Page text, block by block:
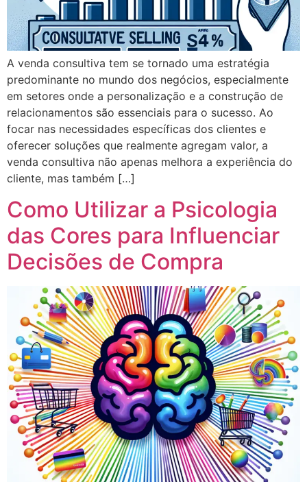
A venda consultiva tem se tornado uma estratégia
predominante no mundo dos negócios, especialmente
em setores onde a personalização e a construção de
relacionamentos são essenciais para o sucesso. Ao
focar nas necessidades específicas dos clientes e
oferecer soluções que realmente agregam valor, a
venda consultiva não apenas melhora a experiência do
cliente, mas também […]
Como Utilizar a Psicologia
das Cores para Influenciar
Decisões de Compra